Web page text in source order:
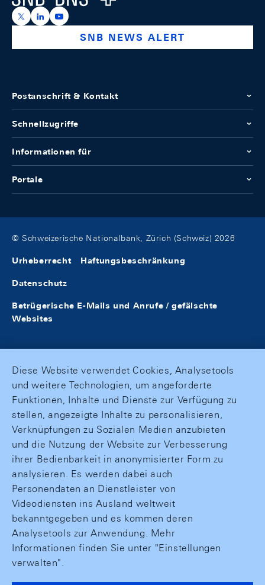
https://x.com/snb_bns
https://ch.linkedin.com/company/swiss-national-
https://www.youtube.com/@swissnationalbank
SNB NEWS ALERT
Postanschrift & Kontakt
Schnellzugriffe
Informationen für
Portale
© Schweizerische Nationalbank, Zürich (Schweiz) 2026
Urheberrecht Haftungsbeschränkung
Datenschutz
Betrügerische E-Mails und Anrufe / gefälschte
Websites
Diese Website verwendet Cookies, Analysetools
und weitere Technologien, um angeforderte
Funktionen, Inhalte und Dienste zur Verfügung zu
stellen, angezeigte Inhalte zu personalisieren,
Verknüpfungen zu Sozialen Medien anzubieten
und die Nutzung der Website zur Verbesserung
ihrer Bedienbarkeit in anonymisierter Form zu
analysieren. Es werden dabei auch
Personendaten an Dienstleister von
Videodiensten ins Ausland weltweit
bekanntgegeben und es kommen deren
Analysetools zur Anwendung. Mehr
Informationen finden Sie unter "Einstellungen
verwalten".